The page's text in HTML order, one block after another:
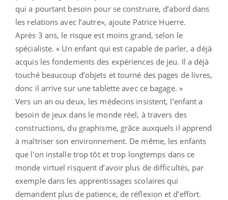
qui a pourtant besoin pour se construire, d’abord dans
les relations avec l’autre», ajoute Patrice Huerre.
Après 3 ans, le risque est moins grand, selon le
spécialiste. « Un enfant qui est capable de parler, a déjà
acquis les fondements des expériences de jeu. Il a déjà
touché beaucoup d’objets et tourné des pages de livres,
donc il arrive sur une tablette avec ce bagage. »
Vers un an ou deux, les médecins insistent, l’enfant a
besoin de jeux dans le monde réel, à travers des
constructions, du graphisme, grâce auxquels il apprend
à maîtriser son environnement. De même, les enfants
que l’on installe trop tôt et trop longtemps dans ce
monde virtuel risquent d’avoir plus de difficultés, par
exemple dans les apprentissages scolaires qui
demandent plus de patience, de réflexion et d’effort.